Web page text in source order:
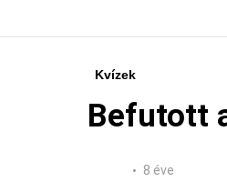
Kvízek
Befutott
8 éve